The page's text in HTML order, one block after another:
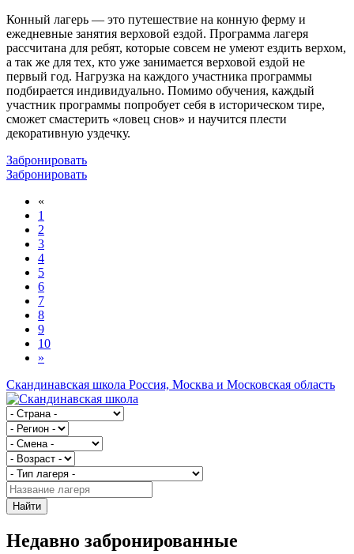
Конный лагерь — это путешествие на конную ферму и
ежедневные занятия верховой ездой. Программа лагеря
рассчитана для ребят, которые совсем не умеют ездить верхом,
а так же для тех, кто уже занимается верховой ездой не
первый год. Нагрузка на каждого участника программы
подбирается индивидуально. Помимо обучения, каждый
участник программы попробует себя в историческом тире,
сможет смастерить «ловец снов» и научится плести
декоративную уздечку.
Забронировать
Забронировать
«
1
2
3
4
5
6
7
8
9
10
»
Скандинавская школа Россия, Москва и Московская область
Найти
Недавно забронированные